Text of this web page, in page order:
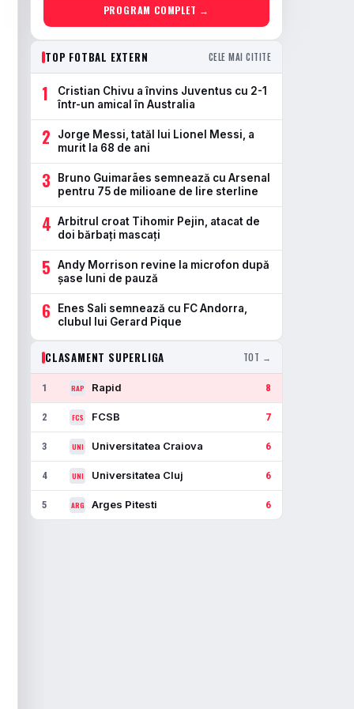
PROGRAM COMPLET →
TOP FOTBAL EXTERN CELE MAI CITITE
1
Cristian Chivu a învins Juventus cu 2-1
într-un amical în Australia
2
Jorge Messi, tatăl lui Lionel Messi, a
murit la 68 de ani
3
Bruno Guimarães semnează cu Arsenal
pentru 75 de milioane de lire sterline
4 Arbitrul croat Tihomir Pejin, atacat de
doi bărbați mascați
5
Andy Morrison revine la microfon după
șase luni de pauză
6
Enes Sali semnează cu FC Andorra,
clubul lui Gerard Pique
CLASAMENT SUPERLIGA TOT →
1 RAP Rapid 8
2 FCS FCSB 7
3 UNI Universitatea Craiova 6
4 UNI Universitatea Cluj 6
5 ARG Arges Pitesti 6